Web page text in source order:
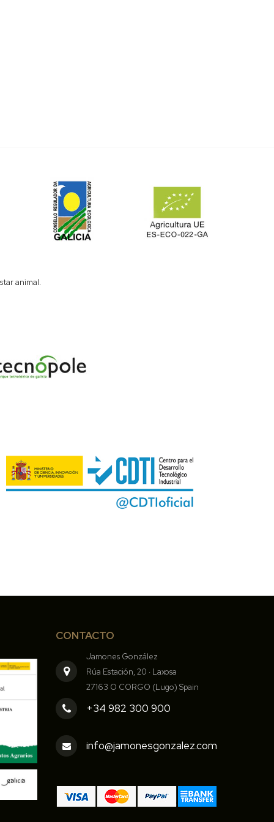
animal.
CONTACTO
Jamones González
Rúa Estación, 20 · Laxosa
27163 O CORGO (Lugo) Spain
+34 982 300 900
info@jamonesgonzalez.com